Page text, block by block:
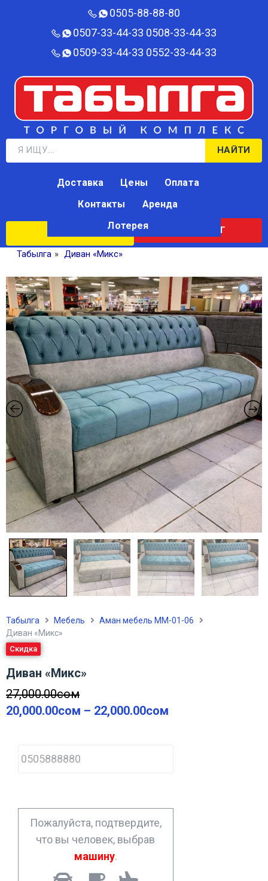
0505-88-88-80‬
0507-33-44-33 0508-33-44-33
0509-33-44-33 0552-33-44-33
НАЙТИ
КАТАЛОГ
Доставка Цены
Оплата
Контакты
Аренда
Лотерея
Табылга » Диван «Микс»
Табылга Мебель
Аман мебель ММ-01-06
Диван «Микс»
Скидка
Диван «Микс»
27,000.00сом
20,000.00сом – 22,000.00сом
h
o
*
Пожалуйста, подтвердите,
что вы человек, выбрав
машину.